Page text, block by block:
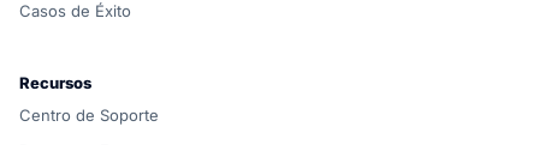
Casos de Éxito
Recursos
Centro de Soporte